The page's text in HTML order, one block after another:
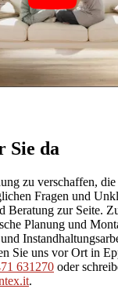
Sie da
zu verschaffen,
Fragen und
Beratung zur Seite.
Planung und
Sie uns vor Ort in
631270 oder
.